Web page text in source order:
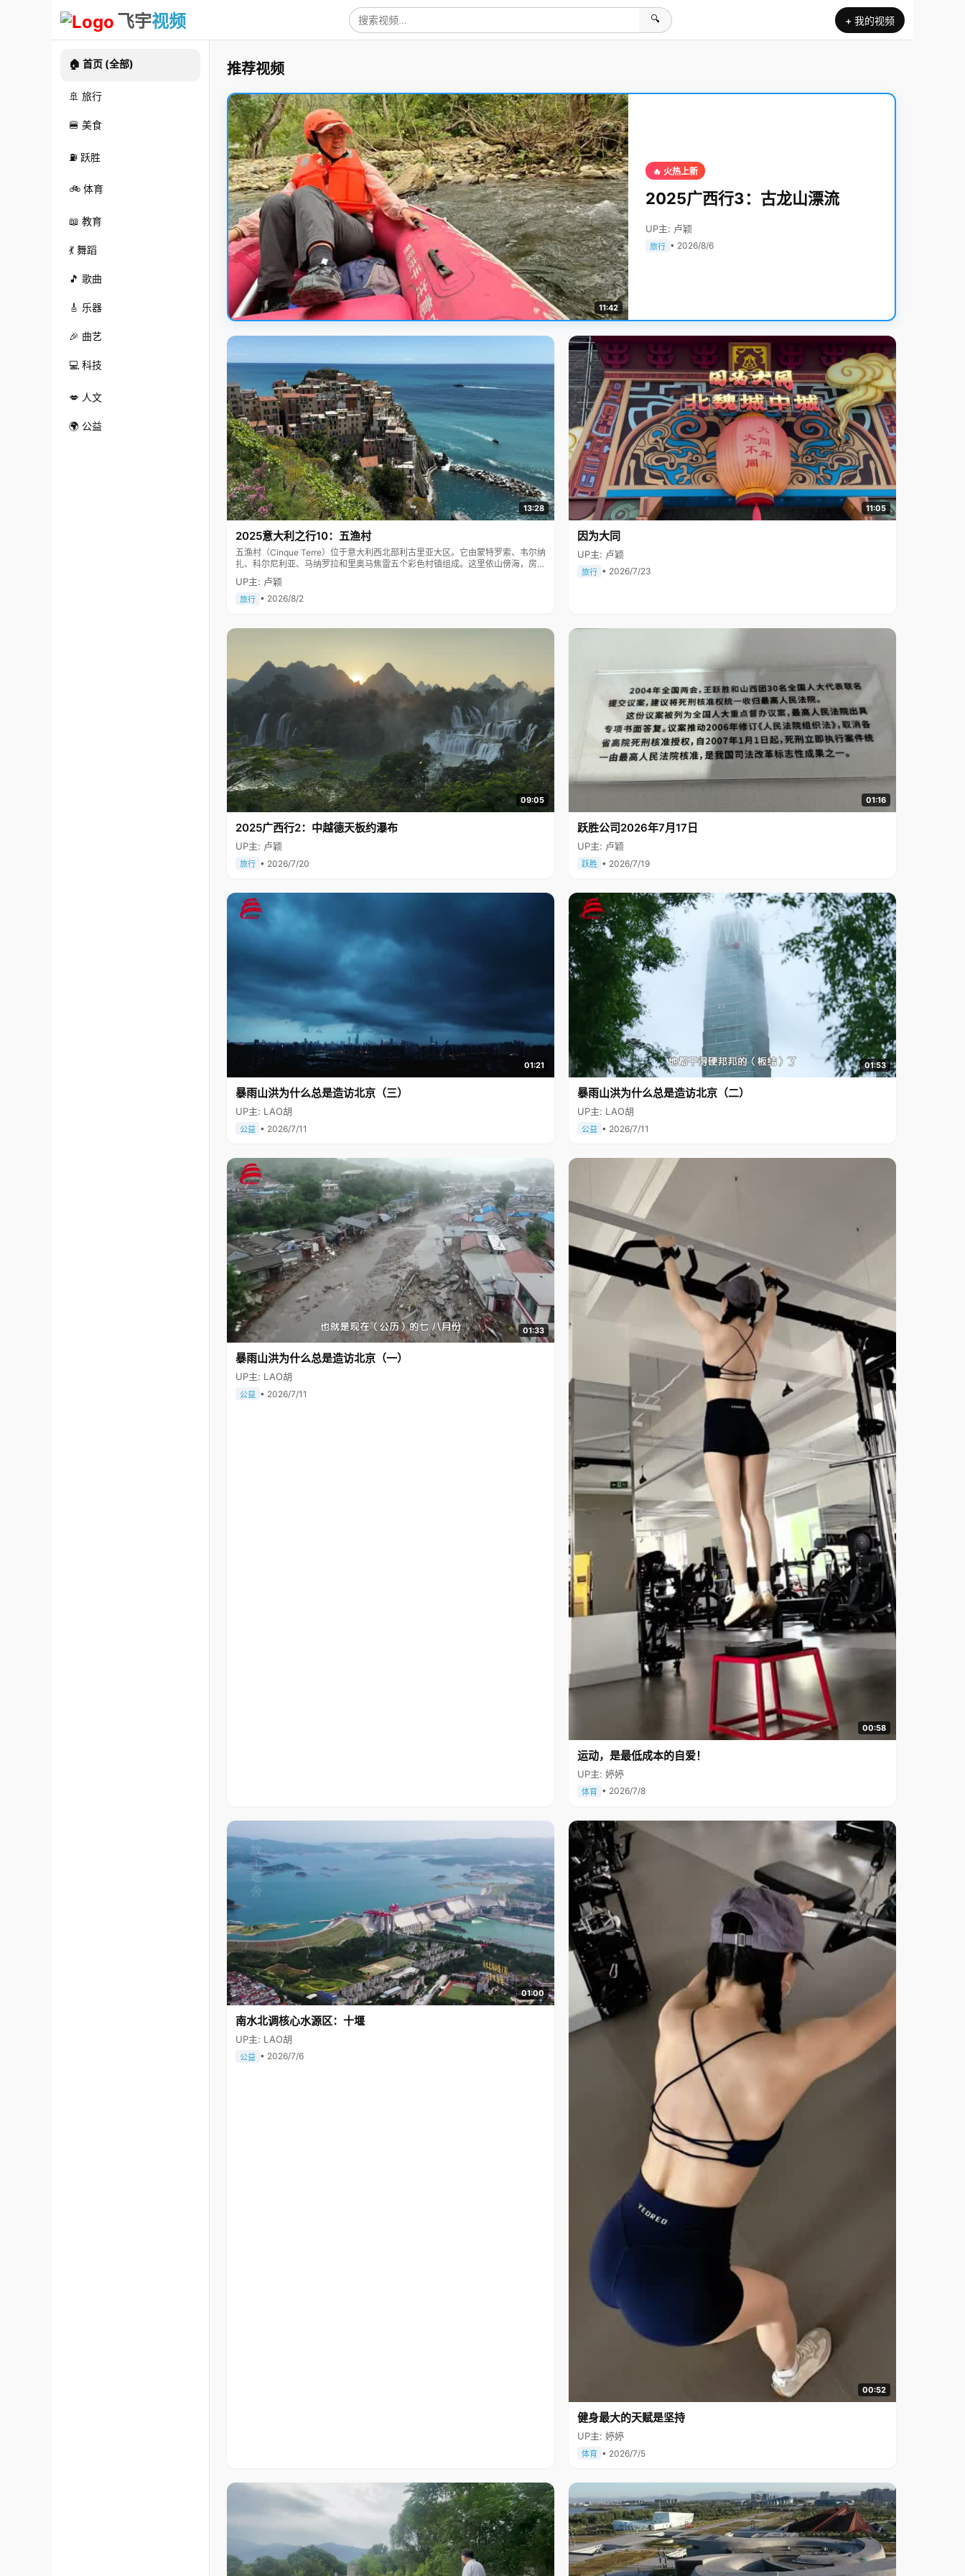
飞宇视频 🔍 + 我的视频
🏠 首页 (全部)
🚢 旅行
🍔 美食
⛽ 跃胜
🚲 体育
📖 教育
💃 舞蹈
🎵 歌曲
🎸 乐器
🎉 曲艺
💻 科技
💋 人文
🌍 公益
推荐视频
11:42
🔥 火热上新
2025广西行3：古龙山漂流
UP主: 卢颖
旅行 • 2026/8/6
13:28
2025意大利之行10：五渔村
五渔村（Cinque Terre）位于意大利西北部利古里亚大区。它由蒙特罗索、韦尔纳
扎、科尔尼利亚、马纳罗拉和里奥马焦雷五个彩色村镇组成。这里依山傍海，房屋
色彩斑斓，1997年被列为世界文化遗产。
UP主: 卢颖
旅行 • 2026/8/2
11:05
因为大同
UP主: 卢颖
旅行 • 2026/7/23
09:05
2025广西行2：中越德天板约瀑布
UP主: 卢颖
旅行 • 2026/7/20
01:16
跃胜公司2026年7月17日
UP主: 卢颖
跃胜 • 2026/7/19
01:21
暴雨山洪为什么总是造访北京（三）
UP主: LAO胡
公益 • 2026/7/11
01:53
暴雨山洪为什么总是造访北京（二）
UP主: LAO胡
公益 • 2026/7/11
01:33
暴雨山洪为什么总是造访北京（一）
UP主: LAO胡
公益 • 2026/7/11
00:58
运动，是最低成本的自爱！
UP主: 婷婷
体育 • 2026/7/8
01:00
南水北调核心水源区：十堰
UP主: LAO胡
公益 • 2026/7/6
00:52
健身最大的天赋是坚持
UP主: 婷婷
体育 • 2026/7/5